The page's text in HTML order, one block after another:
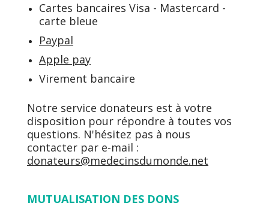
Cartes bancaires Visa - Mastercard -
carte bleue
Paypal
Apple pay
Virement bancaire
Notre service donateurs est à votre
disposition pour répondre à toutes vos
questions. N'hésitez pas à nous
contacter par e-mail :
donateurs@medecinsdumonde.net
MUTUALISATION DES DONS